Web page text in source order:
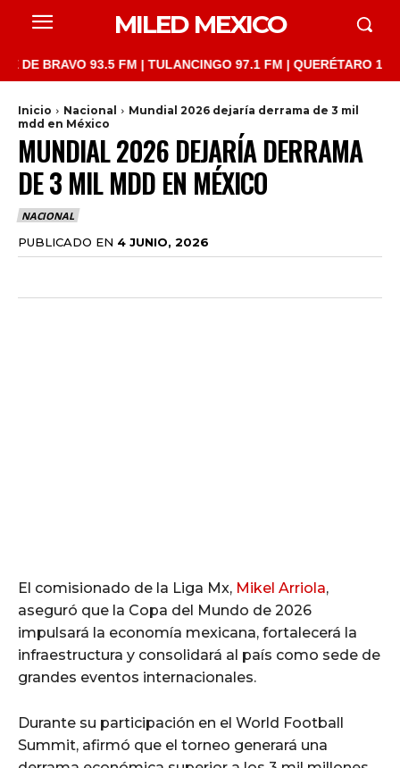
MILED MEXICO
93.5 FM | TULANCINGO 97.1 FM | QUERÉTARO 103.1
Inicio Nacional
Mundial 2026 dejaría derrama de 3 mil
mdd en México
MUNDIAL 2026 DEJARÍA DERRAMA
DE 3 MIL MDD EN MÉXICO
NACIONAL
PUBLICADO EN 4 JUNIO, 2026
El comisionado de la Liga Mx, Mikel Arriola,
aseguró que la Copa del Mundo de 2026
impulsará la economía mexicana, fortalecerá la
infraestructura y consolidará al país como sede de
grandes eventos internacionales.
Durante su participación en el World Football
Summit, afirmó que el torneo generará una